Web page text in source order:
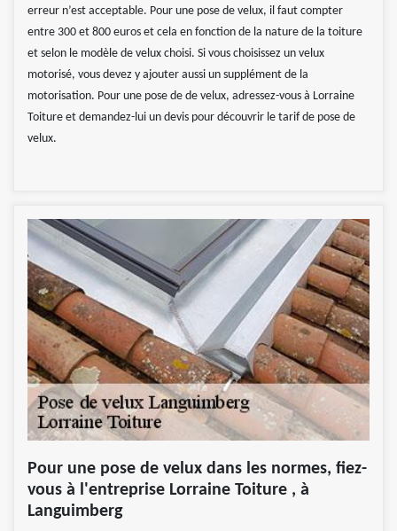
erreur n’est acceptable. Pour une pose de velux, il faut compter
entre 300 et 800 euros et cela en fonction de la nature de la toiture
et selon le modèle de velux choisi. Si vous choisissez un velux
motorisé, vous devez y ajouter aussi un supplément de la
motorisation. Pour une pose de de velux, adressez-vous à Lorraine
Toiture et demandez-lui un devis pour découvrir le tarif de pose de
velux.
Pour une pose de velux dans les normes, fiez-
vous à l'entreprise Lorraine Toiture , à
Languimberg